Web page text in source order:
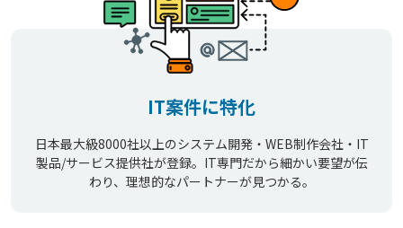
IT案件に特化
日本最大級8000社以上のシステム開発・WEB制作会社・IT
製品/サービス提供社が登録。IT専門だから細かい要望が伝
わり、理想的なパートナーが見つかる。